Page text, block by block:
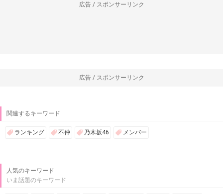
広告 / スポンサーリンク
広告 / スポンサーリンク
関連するキーワード
ランキング 不仲 乃木坂46 メンバー
人気のキーワード
いま話題のキーワード